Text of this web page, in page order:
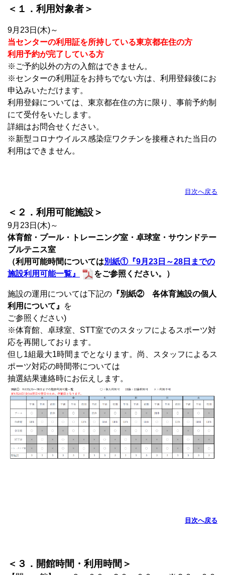
＜１．利用対象者＞
9月23日(木)～
当センターの利用証を所持している東京都在住の方
利用予約が完了している方
※ご予約以外の方の入館はできません。
※センターの利用証をお持ちでない方は、利用登録後にお
申込みいただけます。
利用登録については、東京都在住の方に限り、事前予約制
にて受付をいたします。
詳細はお問合せください。
※新型コロナウイルス感染症ワクチンを接種された当日 の
利用はできません。
目次へ戻る
＜２．利用可能施設＞
9月23日(木)～
体育館・プール・トレーニング室・卓球室・サウンドテー
ブルテニス室
（利用可能時間については別紙①『9月23日～28日までの
施設利用可能一覧』
をご参照ください。）
施設の運用については下記の 『別紙② 各体育施設の個人
利用について』
を
ご参照ください)
※体育館、卓球室、STT室でのスタッフによるスポーツ対
応を再開しております。
但し1組最大1時間までとなります。尚、スタッフによるス
ポーツ対応の時間帯については
抽選結果連絡時にお伝えします。
目次へ戻る
＜３．開館時間・利用時間＞